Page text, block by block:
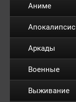
Аниме
Апокалипсис
Аркады
Военные
Выживание